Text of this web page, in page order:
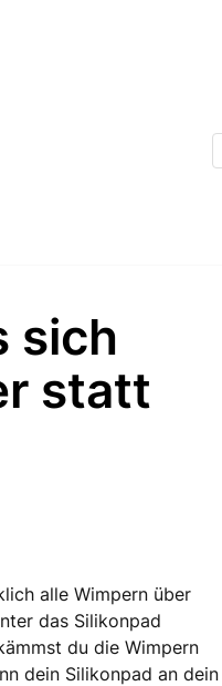
sich
statt
alle Wimpern über
das Silikonpad
du die Wimpern
dein Silikonpad an dein